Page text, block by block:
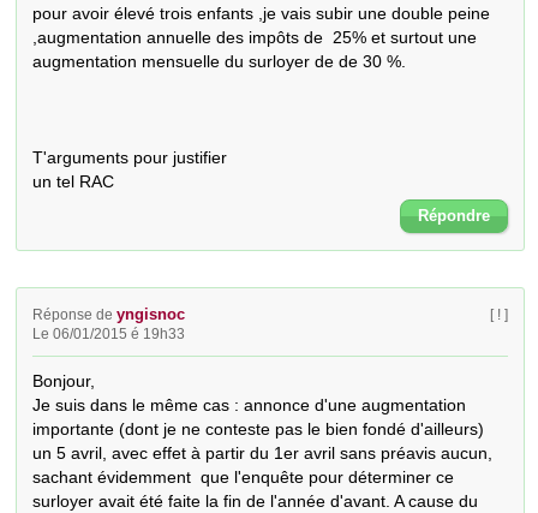
pour avoir élevé trois enfants ,je vais subir une double peine
,augmentation annuelle des impôts de  25% et surtout une
augmentation mensuelle du surloyer de de 30 %.
T'arguments pour justifier
un tel RAC
Répondre
Réponse deyngisnoc
Le 06/01/2015 é 19h33
[ ! ]
Bonjour,
Je suis dans le même cas : annonce d'une augmentation
importante (dont je ne conteste pas le bien fondé d'ailleurs)
un 5 avril, avec effet à partir du 1er avril sans préavis aucun,
sachant évidemment  que l'enquête pour déterminer ce
surloyer avait été faite la fin de l'année d'avant. A cause du